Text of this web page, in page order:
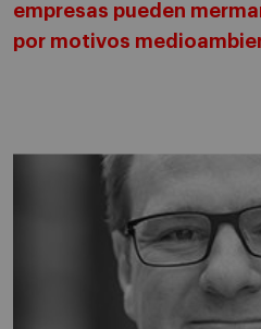
empresas pueden
por motivos